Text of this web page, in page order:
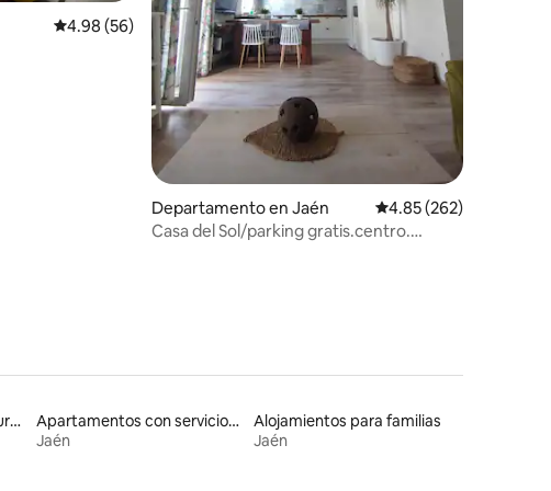
Calificación promedio: 4.98 de 5; 56 evaluaciones
4.98 (56)
Departamento en Jaén Calificación promedio:
4.85 (262)
Casa del Sol/parking gratis.centro.
Rentas vacacionales de yurtas con jacuzzi
Apartamentos con servicios incluidos vacacionales
Jaén
Alojamientos para familias
Jaén